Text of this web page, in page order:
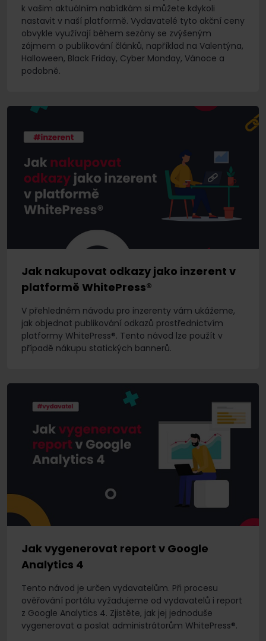
k vašim aktuálním nabídkám si můžete kdykoli
nastavit v naší platformě. Vydavatelé tyto akční ceny
obvykle využívají během sezóny se zvýšeným
zájmem o publikování článků, například na Valentýna,
Halloween, Black Friday, Cyber Monday, Vánoce a
podobně.
Jak nakupovat odkazy jako inzerent v
platformě WhitePress®
V přehledném návodu pro inzerenty vám ukážeme,
jak objednat publikování odkazů prostřednictvím
platformy WhitePress®. Tento návod lze použít v
případě nákupu statických bannerů.
Jak vygenerovat report v Google
Analytics 4
Tento návod je určen vydavatelům. Při procesu
ověřování portálu vyžadujeme od vydavatelů i report
z Google Analytics 4. Zjistěte, jak jej jednoduše
vygenerovat a poslat administrátorům WhitePress®.